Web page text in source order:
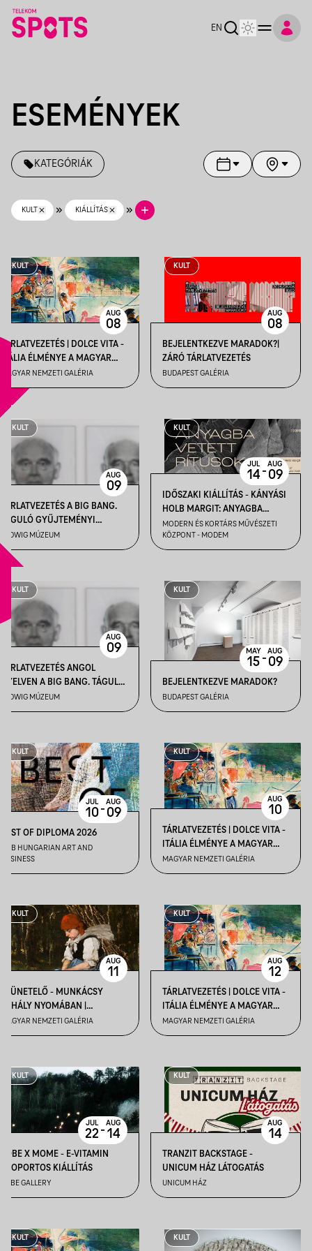
EN
ESEMÉNYEK
KATEGÓRIÁK
KULT KIÁLLÍTÁS
KULT
TÁRLATVEZETÉS | DOLCE VITA -
ITÁLIA ÉLMÉNYE A MAGYAR
MŰVÉSZETBEN
MAGYAR NEMZETI GALÉRIA
AUG
08
KULT
BEJELENTKEZVE MARADOK?|
ZÁRÓ TÁRLATVEZETÉS
BUDAPEST GALÉRIA
AUG
08
KULT
TÁRLATVEZETÉS A BIG BANG.
TÁGULÓ GYŰJTEMÉNYI
HORIZONTOK CÍMŰ
KIÁLLÍTÁSBAN
LUDWIG MÚZEUM
AUG
09
KULT
IDŐSZAKI KIÁLLÍTÁS - KÁNYÁSI
HOLB MARGIT: ANYAGBA
VETETT RÍTUSOK
MODERN ÉS KORTÁRS MŰVÉSZETI
KÖZPONT - MODEM
JUL
14 -AUG
09
KULT
TÁRLATVEZETÉS ANGOL
NYELVEN A BIG BANG. TÁGULÓ
GYŰJTEMÉNYI HORIZONTOK
CÍMŰ KIÁLLÍTÁSBAN
LUDWIG MÚZEUM
AUG
09
KULT
BEJELENTKEZVE MARADOK?
BUDAPEST GALÉRIA
MAY
15 -AUG
09
KULT
BEST OF DIPLOMA 2026
HAB HUNGARIAN ART AND
BUSINESS
JUL
10-AUG
09
KULT
TÁRLATVEZETÉS | DOLCE VITA -
ITÁLIA ÉLMÉNYE A MAGYAR
MŰVÉSZETBEN
MAGYAR NEMZETI GALÉRIA
AUG
10
KULT
SZÜNETELŐ - MUNKÁCSY
MIHÁLY NYOMÁBAN |
TÁRLATVEZETÉS 6-9
ÉVESEKNEK
MAGYAR NEMZETI GALÉRIA
AUG
11
KULT
TÁRLATVEZETÉS | DOLCE VITA -
ITÁLIA ÉLMÉNYE A MAGYAR
MŰVÉSZETBEN
MAGYAR NEMZETI GALÉRIA
AUG
12
KULT
TOBE X MOME - E-VITAMIN
CSOPORTOS KIÁLLÍTÁS
TOBE GALLERY
JUL
22 -AUG
14
KULT
TRANZIT BACKSTAGE -
UNICUM HÁZ LÁTOGATÁS
UNICUM HÁZ
AUG
14
KULT KULT
Telekom Spots